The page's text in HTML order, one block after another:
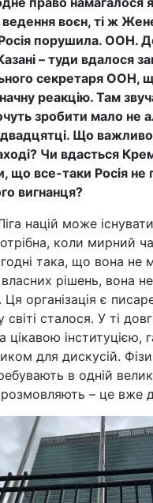
воєн, ті ж
порушила. ООН.
– туди вдалося
секретаря ООН,
реакцію. Там
зробити мало не
Що
Чи вдасться
що все-таки Росія не
вигнанця?
націй може
коли мирний
така, що вона не
рішень, вона
Ця організація є
сталося. У ті
цікавою інституцією,
для дискусій.
в одній
– це вже